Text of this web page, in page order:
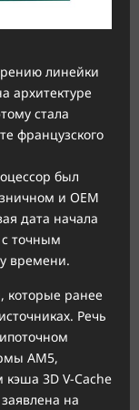
линейки
архитектуре
стала
французского
был
и OEM
дата начала
точным
времени.
которые ранее
Речь
AM5,
3D V-Cache
на